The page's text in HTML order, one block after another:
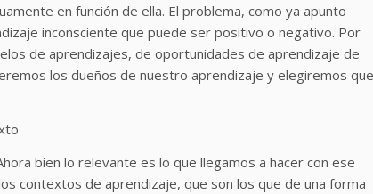
en función de ella. El problema, como ya apunto
inconsciente que puede ser positivo o negativo. Por
de aprendizajes, de oportunidades de aprendizaje de
los dueños de nuestro aprendizaje y elegiremos que
bien lo relevante es lo que llegamos a hacer con ese
contextos de aprendizaje, que son los que de una forma